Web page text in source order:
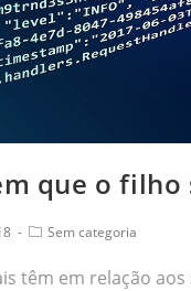
que o
Sem categoria
têm em relação